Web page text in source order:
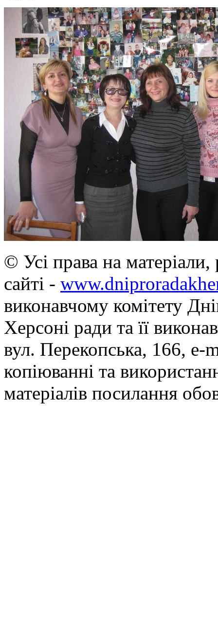
© Усі права на
сайті -
виконавчому комітету
Херсоні ради та її
вул. Перекопська, 166,
копіюванні та
матеріалів посилання